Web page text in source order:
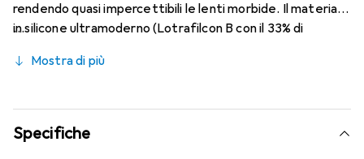
rendendo quasi impercettibili le lenti morbide. Il materiale
in silicone ultramoderno (Lotrafilcon B con il 33% di
tecnologia HydraGlyde Moisture Matrix e la conosciuta
caratteristiche di indossabilità che conosci. Comfort e
assenza di fastidi per tutto il giorno con queste lenti
mensili.
Mostra di più
Specifiche